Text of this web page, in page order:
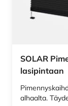
SOLAR
lasipintaan
alhaalta.